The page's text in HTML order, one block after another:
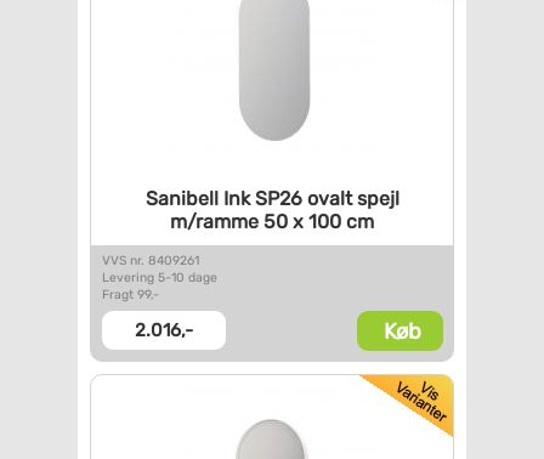
Sanibell Ink SP26 ovalt spejl
m/ramme 50 x 100 cm
VVS nr. 8409261
Levering 5-10 dage
Fragt 99,-
2.016,- Køb